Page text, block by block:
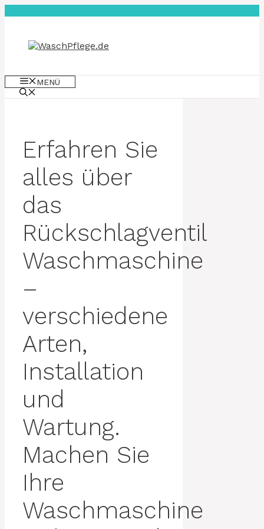
MENÜ
Erfahren Sie
alles über
das
Rückschlagventil
Waschmaschine
–
verschiedene
Arten,
Installation
und
Wartung.
Machen Sie
Ihre
Waschmaschine